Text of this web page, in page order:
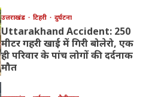
उत्तराखंड टिहरी दुर्घटना
Uttarakhand Accident: 250
मीटर गहरी खाई में गिरी बोलेरो, एक
ही परिवार के पांच लोगों की दर्दनाक
मौत